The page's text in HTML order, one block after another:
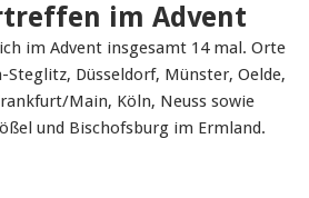
im Advent
im Advent insgesamt 14 mal. Orte
Düsseldorf, Münster, Oelde,
Main, Köln, Neuss sowie
und Bischofsburg im Ermland.